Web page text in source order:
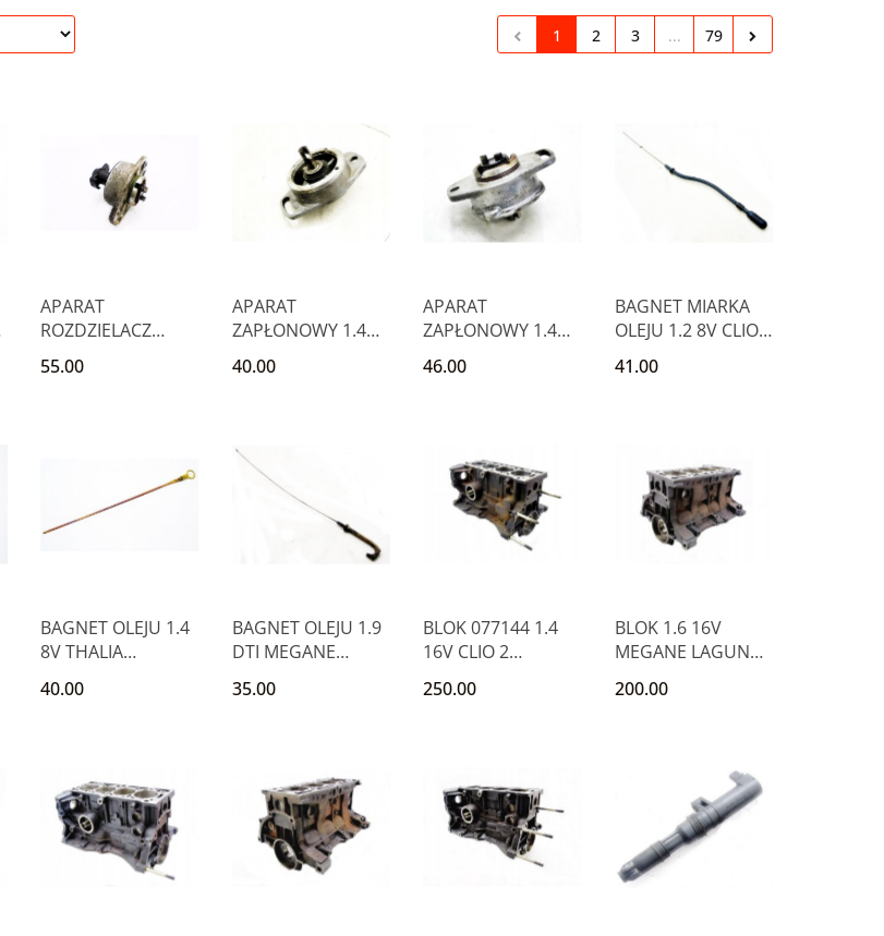
1 2 3 ... 79
APARAT
ROZDZIELACZ
RENAULT 1.8 16V
CLIO I 19 CABRI
55.00
APARAT
ZAPŁONOWY 1.4
8V MEGANE CLIO
KANGOO
40.00
APARAT
ZAPŁONOWY 1.4
8V MEGANE CLIO
KANGOO
46.00
BAGNET MIARKA
OLEJU 1.2 8V CLIO II
KANGOO TWINGO
41.00
BAGNET OLEJU 1.4
8V THALIA
SANDERO
40.00
BAGNET OLEJU 1.9
DTI MEGANE
35.00
BLOK 077144 1.4
16V CLIO 2
SCENIC
250.00
BLOK 1.6 16V
MEGANE LAGUNA
200.00